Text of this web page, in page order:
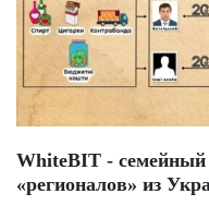
WhiteBIT - семейный
«регионалов» из